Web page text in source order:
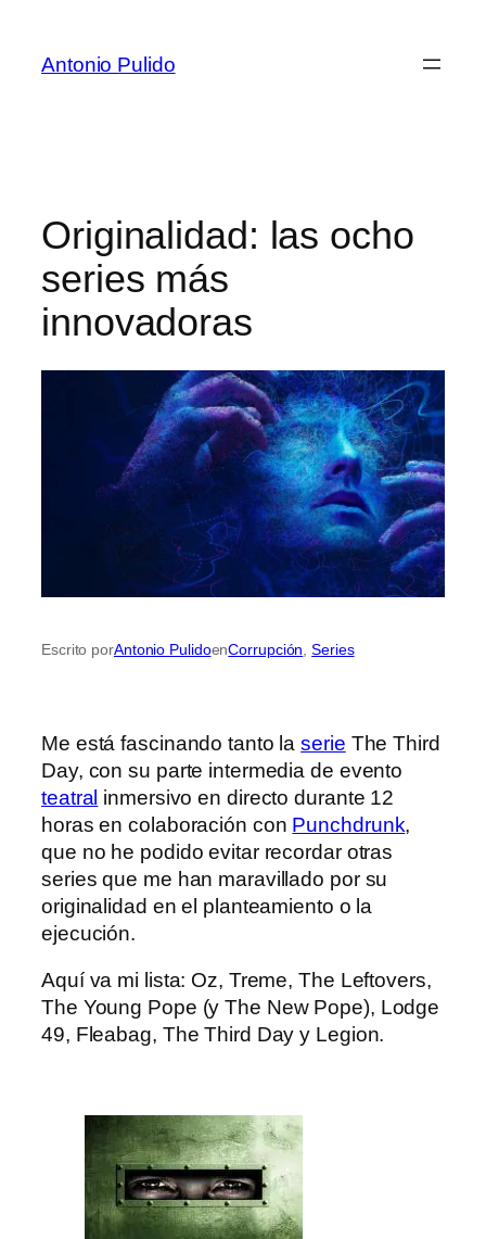
Antonio Pulido
Originalidad: las ocho
series más
innovadoras
Escrito porAntonio PulidoenCorrupción , Series
Me está fascinando tanto laserie The Third
Day, con su parte intermedia de evento
teatral inmersivo en directo durante 12
horas en colaboración con Punchdrunk,
que no he podido evitar recordar otras
series que me han maravillado por su
originalidad en el planteamiento o la
ejecución.
Aquí va mi lista: Oz, Treme, The Leftovers,
The Young Pope (y The New Pope), Lodge
49, Fleabag, The Third Day y Legion.